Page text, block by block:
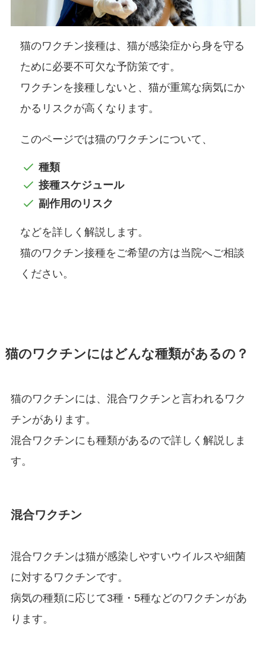
猫のワクチン接種は、猫が感染症から身を守る
ために必要不可欠な予防策です。
ワクチンを接種しないと、猫が重篤な病気にか
かるリスクが高くなります。
このページでは猫のワクチンについて、
種類
接種スケジュール
副作用のリスク
などを詳しく解説します。
猫のワクチン接種をご希望の方は当院へご相談
ください。
猫のワクチンにはどんな種類があるの？
猫のワクチンには、混合ワクチンと言われるワク
チンがあります。
混合ワクチンにも種類があるので詳しく解説しま
す。
混合ワクチン
混合ワクチンは猫が感染しやすいウイルスや細菌
に対するワクチンです。
病気の種類に応じて3種・5種などのワクチンがあ
ります。